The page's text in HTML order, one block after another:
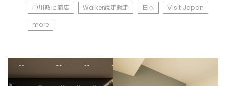
中川政七商店 Walker說走就走 日本
Visit Japan
more